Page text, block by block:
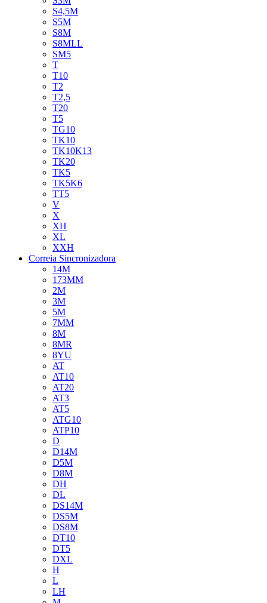
S4,5M
S5M
S8M
S8MLL
SM5
T
T10
T2
T2,5
T20
T5
TG10
TK10
TK10K13
TK20
TK5
TK5K6
TT5
V
X
XH
XL
XXH
Correia Sincronizadora
14M
173MM
2M
3M
5M
7MM
8M
8MR
8YU
AT
AT10
AT20
AT3
AT5
ATG10
ATP10
D
D14M
D5M
D8M
DH
DL
DS14M
DS5M
DS8M
DT10
DT5
DXL
H
L
LH